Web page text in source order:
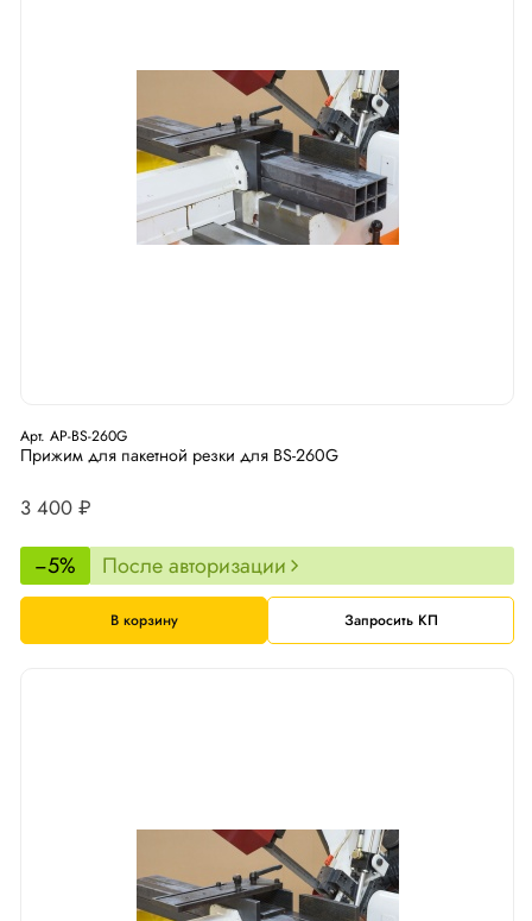
Арт. AP-BS-260G
Прижим для пакетной резки для BS-260G
3 400 ₽
−5% После авторизации
В корзину Запросить КП